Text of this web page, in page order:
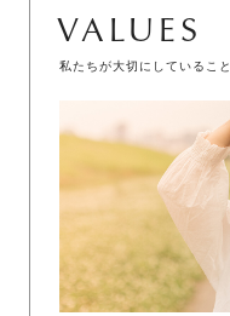
VALUES
私たちが大切にしていること